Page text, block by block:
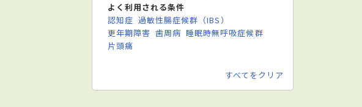
よく利用される条件
認知症 過敏性腸症候群（IBS）
更年期障害 歯周病 睡眠時無呼吸症候群
片頭痛
すべてをクリア